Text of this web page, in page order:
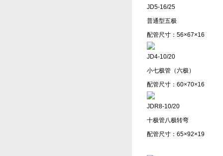
JD5-16/25
普通型五极
配管尺寸：56×67×16
JD4-10/20
小七极管（六极）
配管尺寸：60×70×16
JDR8-10/20
十极管八极转弯
配管尺寸：65×92×19